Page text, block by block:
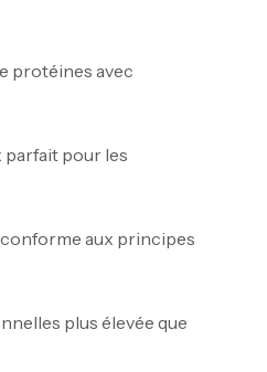
protéines avec
parfait pour les
aux principes
plus élevée que